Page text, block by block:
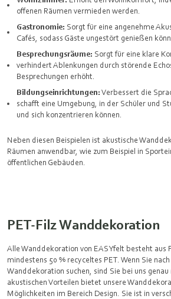
offenen Räumen vermieden werden.
Gastronomie: Sorgt für eine angenehme
Cafés, sodass Gäste ungestört genießen
Besprechungsräume: Sorgt für eine klare
verhindert Ablenkungen durch störende
Besprechungen erhöht.
Bildungseinrichtungen:Verbessert die
schafft eine Umgebung, in der Schüler und
und sich konzentrieren können.
Neben diesen Beispielen ist akustische
Räumen anwendbar, wie zum Beispiel in
öffentlichen Gebäuden.
PET-Filz Wanddekoration
Alle Wanddekoration von EASYfelt besteht aus
mindestens 50 % recyceltes PET. Wenn Sie
Wanddekoration suchen, sind Sie bei uns
akustischen Vorteilen bietet unsere
Möglichkeiten im Bereich Design. Sie ist in